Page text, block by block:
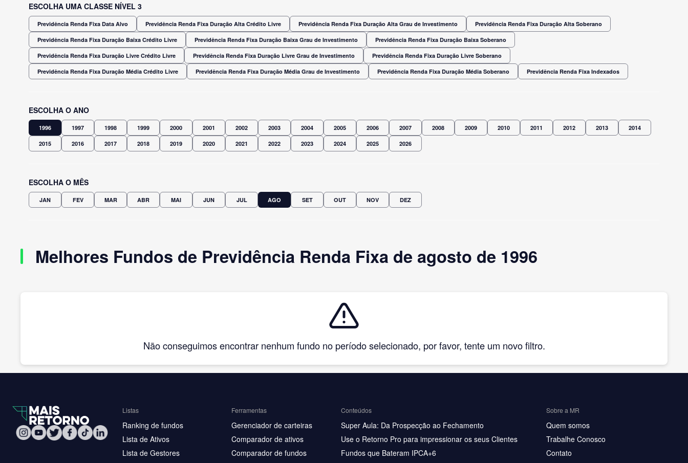
ESCOLHA UMA CLASSE NÍVEL 3
Previdência Renda Fixa Data Alvo Previdência Renda Fixa Duração Alta Crédito Livre Previdência Renda Fixa Duração Alta Grau de Investimento Previdência Renda Fixa Duração Alta Soberano
Previdência Renda Fixa Duração Baixa Crédito Livre Previdência Renda Fixa Duração Baixa Grau de Investimento Previdência Renda Fixa Duração Baixa Soberano
Previdência Renda Fixa Duração Livre Crédito Livre Previdência Renda Fixa Duração Livre Grau de Investimento Previdência Renda Fixa Duração Livre Soberano
Previdência Renda Fixa Duração Média Crédito Livre Previdência Renda Fixa Duração Média Grau de Investimento Previdência Renda Fixa Duração Média Soberano Previdência Renda Fixa Indexados
ESCOLHA O ANO
1996 1997 1998 1999 2000 2001 2002 2003 2004 2005 2006 2007 2008 2009 2010 2011 2012 2013 2014
2015 2016 2017 2018 2019 2020 2021 2022 2023 2024 2025 2026
ESCOLHA O MÊS
JAN FEV MAR ABR MAI JUN JUL AGO SET OUT NOV DEZ
Melhores Fundos de Previdência Renda Fixa de agosto de 1996
Não conseguimos encontrar nenhum fundo no período selecionado, por favor, tente um novo filtro.
Listas
Ranking de fundos
Lista de Ativos
Lista de Gestores
Ferramentas
Gerenciador de carteiras
Comparador de ativos
Comparador de fundos
Conteúdos
Super Aula: Da Prospecção ao Fechamento
Use o Retorno Pro para impressionar os seus Clientes
Fundos que Bateram IPCA+6
Sobre a MR
Quem somos
Trabalhe Conosco
Contato